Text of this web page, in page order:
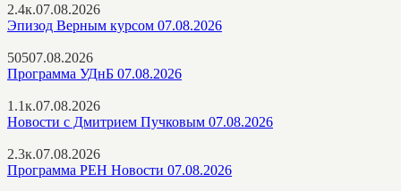
2.4к.07.08.2026
Эпизод Верным курсом 07.08.2026
50507.08.2026
Программа УДнБ 07.08.2026
1.1к.07.08.2026
Новости с Дмитрием Пучковым 07.08.2026
2.3к.07.08.2026
Программа РЕН Новости 07.08.2026